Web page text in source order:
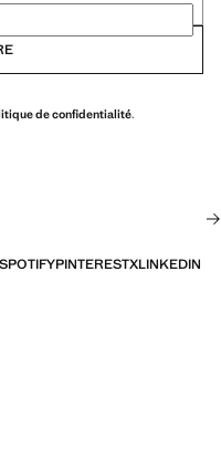
de confidentialité.
SPOTIFYPINTERESTXLINKEDIN